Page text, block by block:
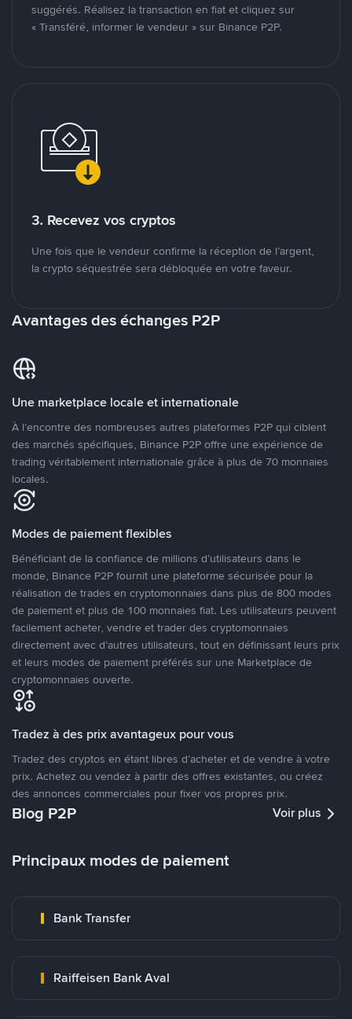
suggérés. Réalisez la transaction en fiat et cliquez sur
« Transféré, informer le vendeur » sur Binance P2P.
3. Recevez vos cryptos
Une fois que le vendeur confirme la réception de l’argent,
la crypto séquestrée sera débloquée en votre faveur.
Avantages des échanges P2P
Une marketplace locale et internationale
À l’encontre des nombreuses autres plateformes P2P qui ciblent
des marchés spécifiques, Binance P2P offre une expérience de
trading véritablement internationale grâce à plus de 70 monnaies
locales.
Modes de paiement flexibles
Bénéficiant de la confiance de millions d’utilisateurs dans le
monde, Binance P2P fournit une plateforme sécurisée pour la
réalisation de trades en cryptomonnaies dans plus de 800 modes
de paiement et plus de 100 monnaies fiat. Les utilisateurs peuvent
facilement acheter, vendre et trader des cryptomonnaies
directement avec d’autres utilisateurs, tout en définissant leurs prix
et leurs modes de paiement préférés sur une Marketplace de
cryptomonnaies ouverte.
Tradez à des prix avantageux pour vous
Tradez des cryptos en étant libres d’acheter et de vendre à votre
prix. Achetez ou vendez à partir des offres existantes, ou créez
des annonces commerciales pour fixer vos propres prix.
Blog P2P Voir plus
Principaux modes de paiement
Bank Transfer
Raiffeisen Bank Aval